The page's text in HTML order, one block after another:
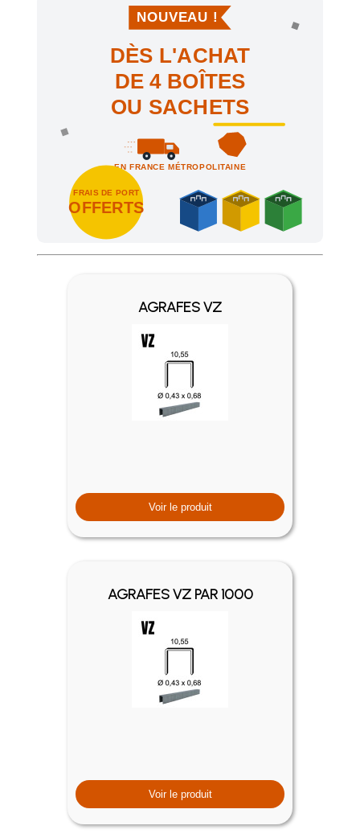
NOUVEAU !
DÈS L'ACHAT
DE 4 BOÎTES
OU SACHETS
EN FRANCE MÉTROPOLITAINE
FRAIS DE PORT
OFFERTS
Achetez 4 sachets ou boîtes d'agrafes ou de pointes et
AGRAFES VZ
Voir le produit
AGRAFES VZ PAR 1000
Voir le produit